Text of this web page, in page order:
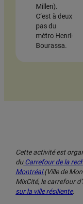
Millen).
C’est à deux
pas du
métro Henri-
Bourassa.
Cette activité est
duCarrefour de la
Montréal(Ville de
MixCité, le carrefour
sur la ville résiliente.